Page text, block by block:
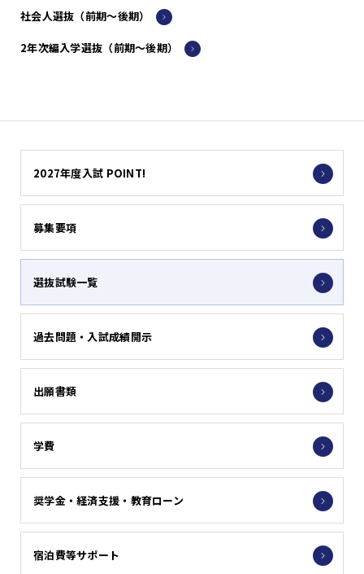
社会人選抜（前期～後期）
2年次編入学選抜（前期～後期）
2027年度入試 POINT!
募集要項
選抜試験一覧
過去問題・入試成績開示
出願書類
学費
奨学金・経済支援・教育ローン
宿泊費等サポート